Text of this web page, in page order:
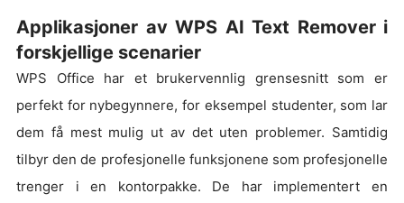
Applikasjoner av WPS AI Text Remover i
forskjellige scenarier
WPS Office har et brukervennlig grensesnitt som er
perfekt for nybegynnere, for eksempel studenter, som lar
dem få mest mulig ut av det uten problemer. Samtidig
tilbyr den de profesjonelle funksjonene som profesjonelle
trenger i en kontorpakke. De har implementert en